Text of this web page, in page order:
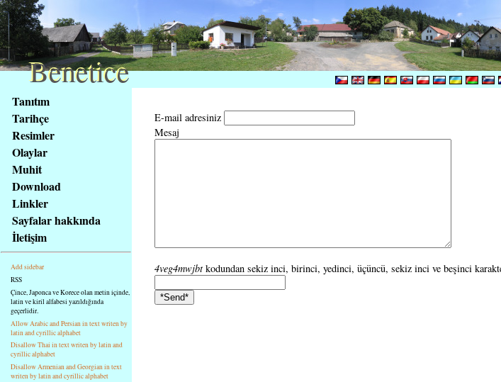
obsah
stránky
Klávesové
zkratky
tomto
webu
základní
Hlavní
strana
Tanıtım
Tarihçe
Resimler
Olaylar
Muhit
Download
Linkler
Sayfalar hakkında
İletişim
Add sidebar
RSS
Çince, Japonca ve Korece olan metin içinde,
latin ve kiril alfabesi yazıldığında
geçerlidir.
Allow Arabic and Persian in text writen by
latin and cyrillic alphabet
Disallow Thai in text writen by latin and
cyrillic alphabet
Disallow Armenian and Georgian in text
writen by latin and cyrillic alphabet
E-mail adresiniz
Mesaj
4veg4mwjbtkodundan sekiz inci, birinci, yedinci, üçüncü, sekiz inci ve beşinci
Benetice
Benetice